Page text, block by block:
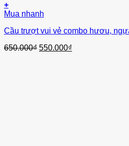
+
Mua nhanh
Cầu trượt vui vẻ combo hươu,
650.000₫ Giá
550.000₫